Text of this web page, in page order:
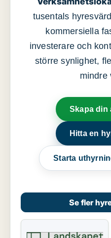
tusentals
kommersiella
investerare och
större synlighet,
mindre
Skapa din
Hitta en
Starta
Se fler